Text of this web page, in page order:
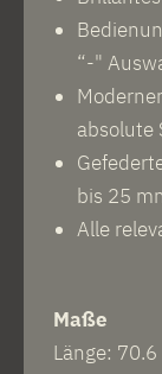
“-"
absolute
bis 25
Alle
Maße
Länge: